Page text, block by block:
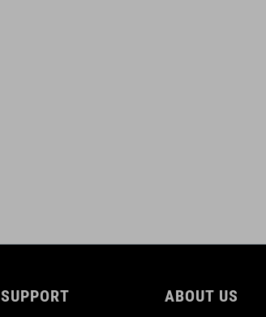
SUPPORT ABOUT US